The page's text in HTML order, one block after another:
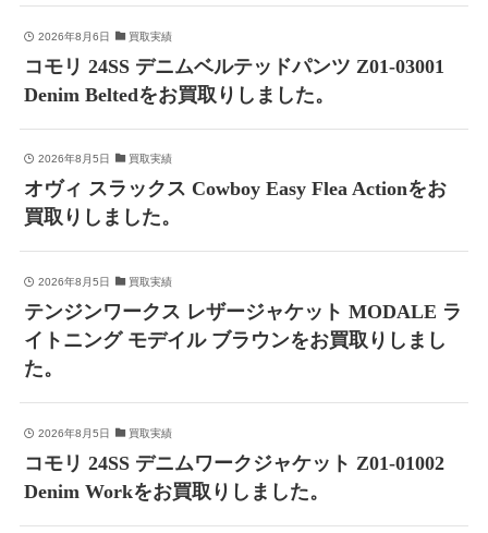
2026年8月6日 買取実績
コモリ 24SS デニムベルテッドパンツ Z01-03001
Denim Beltedをお買取りしました。
2026年8月5日 買取実績
オヴィ スラックス Cowboy Easy Flea Actionをお
買取りしました。
2026年8月5日 買取実績
テンジンワークス レザージャケット MODALE ラ
イトニング モデイル ブラウンをお買取りしまし
た。
2026年8月5日 買取実績
コモリ 24SS デニムワークジャケット Z01-01002
Denim Workをお買取りしました。